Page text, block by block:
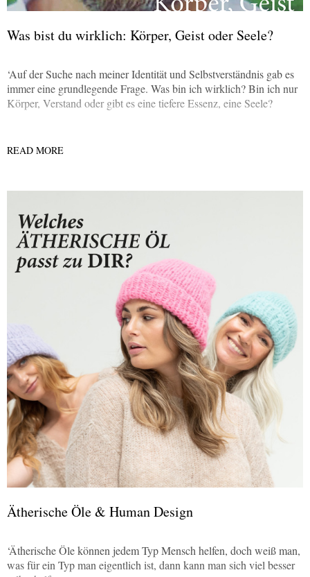
Was bist du wirklich: Körper, Geist oder Seele?
‘Auf der Suche nach meiner Identität und Selbstverständnis gab es
immer eine grundlegende Frage. Was bin ich wirklich? Bin ich nur
Körper, Verstand oder gibt es eine tiefere Essenz, eine Seele?
READ MORE
Ätherische Öle & Human Design
‘Ätherische Öle können jedem Typ Mensch helfen, doch weiß man,
was für ein Typ man eigentlich ist, dann kann man sich viel besser